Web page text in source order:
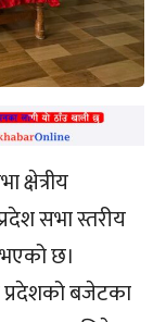
क्षेत्रीय
सभा स्तरीय
छ।
प्रदेशको बजेटका